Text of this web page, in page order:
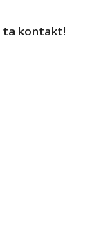
ta kontakt!